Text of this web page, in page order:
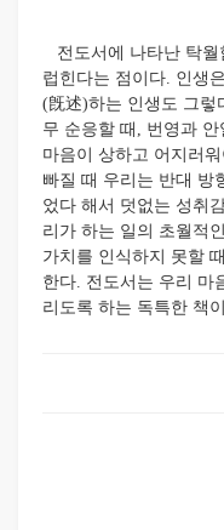
전도서에 나타난 탁월
럽힌다는 점이다. 인생
(旣述)하는 인생도 그렇
무 순응할 때, 번영과
마음이 상하고 어지러
빠질 때 우리는 반대 방
었다 해서 덧없는 성취
리가 하는 일의 초월적
가치를 인식하지 못할
한다. 전도서는 우리 마
리도록 하는 독특한 책